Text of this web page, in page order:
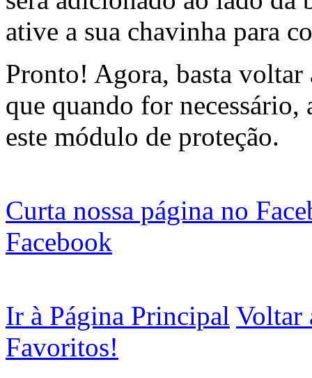
ative a sua chavinha para
Pronto! Agora, basta
que quando for
este módulo de proteção.
Curta nossa página no
Facebook
Ir à Página Principal Voltar
Favoritos!